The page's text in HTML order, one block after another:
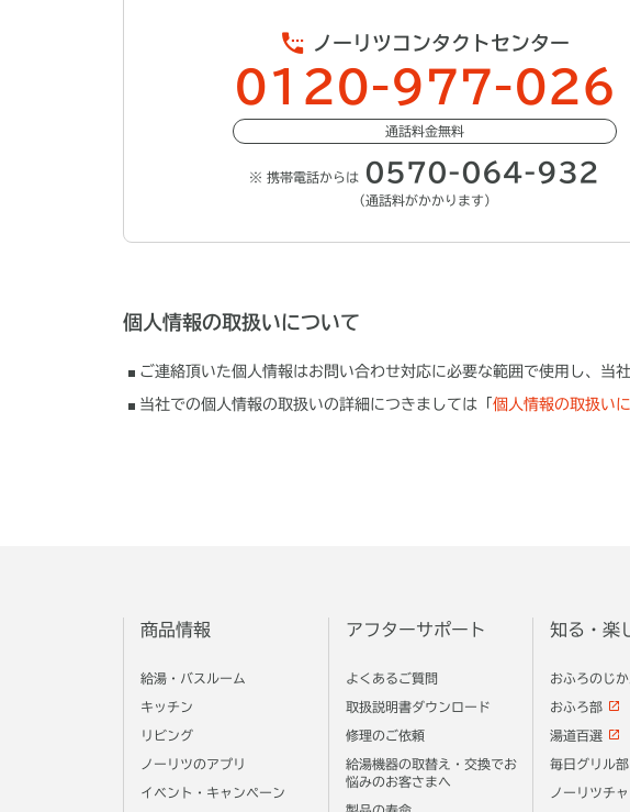
ノーリツコンタクトセンター
0120-977-026
通話料金無料
※ 携帯電話からは 0570-064-932
（通話料がかかります）
個人情報の取扱いについて
ご連絡頂いた個人情報はお問い合わせ対応に必要な範囲で使用し、当
当社での個人情報の取扱いの詳細につきましては「 個人情報の取扱い
商品情報
給湯・バスルーム
キッチン
リビング
ノーリツのアプリ
イベント・キャンペーン
アフターサポート
よくあるご質問
取扱説明書ダウンロード
修理のご依頼
給湯機器の取替え・交換でお
悩みのお客さまへ
知る・楽
おふろのじか
おふろ部
湯道百選
毎日グリル部
ノーリツチ